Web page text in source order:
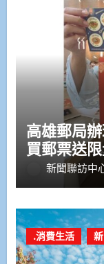
高雄郵局
買郵票送
新聞聯訪中
.消費生活